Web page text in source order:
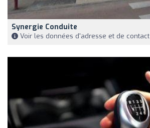
Synergie Conduite
Voir les données d'adresse et de contact